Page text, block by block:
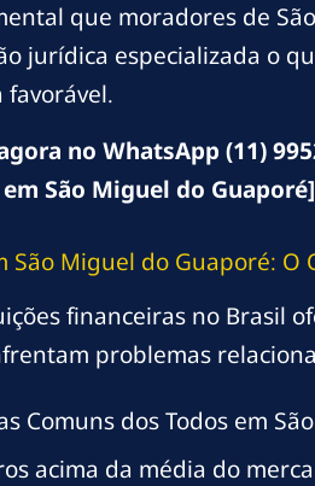
que moradores de
jurídica especializada o
favorável.
no WhatsApp (11)
São Miguel do Guaporé]
São Miguel do Guaporé: O
financeiras no Brasil
problemas
Comuns dos Todos em
acima da média do